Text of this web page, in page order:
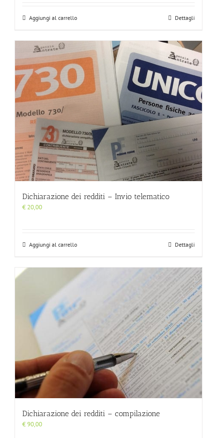
Aggiungi al carrello Dettagli
Dichiarazione dei redditi – Invio telematico
€ 20,00
Aggiungi al carrello Dettagli
Dichiarazione dei redditi – compilazione
€90,00